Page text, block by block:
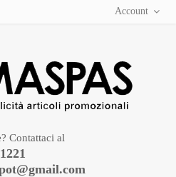
Account
Contattaci al